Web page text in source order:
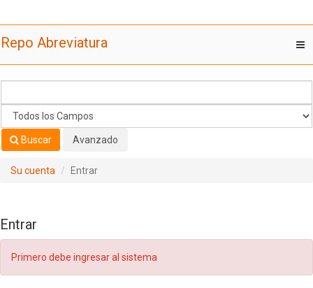
Repo Abreviatura
Buscar Avanzado
Su cuenta Entrar
Entrar
Primero debe ingresar al sistema